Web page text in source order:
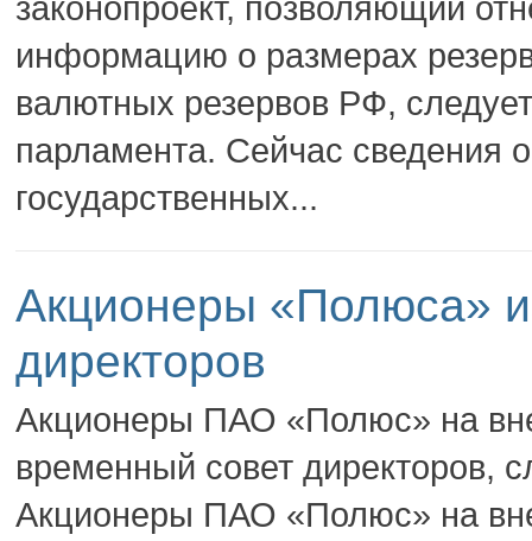
информацию о размерах
валютных резервов РФ,
парламента. Сейчас сведения
государственных...
Акционеры «Полюса»
директоров
Акционеры ПАО «Полюс» на
временный совет директоров,
Акционеры ПАО «Полюс» на